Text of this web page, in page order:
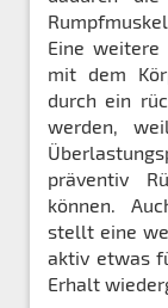
Eine weitere
mit dem
durch ein
werden,
präventiv
können.
stellt eine
aktiv etwas
Erhalt